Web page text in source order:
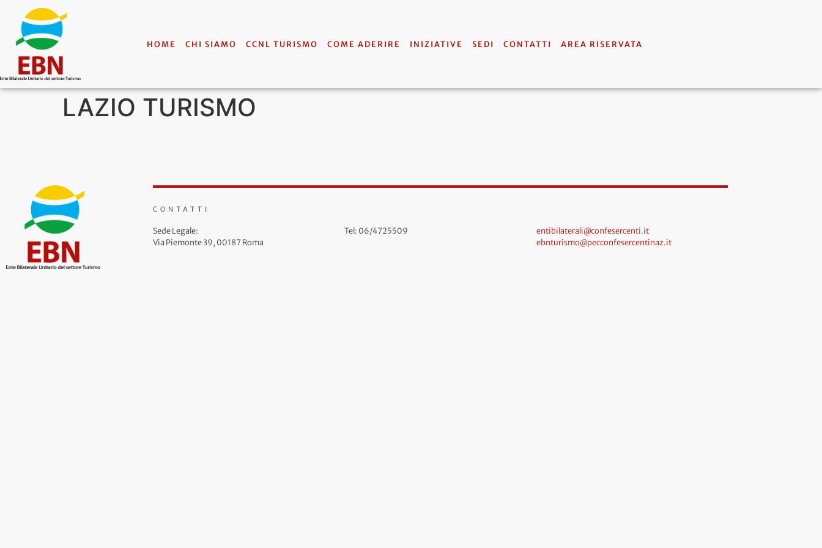
HOME CHI SIAMO CCNL TURISMO COME ADERIRE INIZIATIVE SEDI CONTATTI AREA RISERVATA
LAZIO TURISMO
CONTATTI
Sede Legale:
Via Piemonte 39, 00187 Roma
Tel: 06/4725509
entibilaterali@confesercenti.it
ebnturismo@pecconfesercentinaz.it